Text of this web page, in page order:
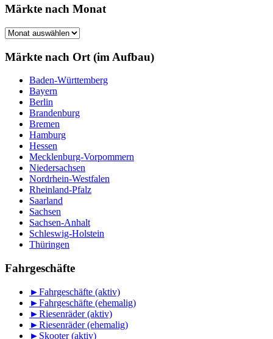
Märkte nach Monat
Märkte
Monat
Märkte nach Ort (im Aufbau)
Baden-Württemberg
Bayern
Berlin
Brandenburg
Bremen
Hamburg
Hessen
Mecklenburg-Vorpommern
Niedersachsen
Nordrhein-Westfalen
Rheinland-Pfalz
Saarland
Sachsen
Sachsen-Anhalt
Schleswig-Holstein
Thüringen
Fahrgeschäfte
►Fahrgeschäfte (aktiv)
►Fahrgeschäfte (ehemalig)
►Riesenräder (aktiv)
►Riesenräder (ehemalig)
► Skooter (aktiv)